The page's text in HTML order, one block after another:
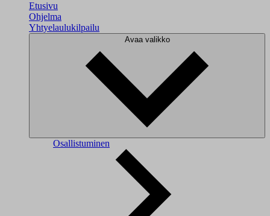
Etusivu
Ohjelma
Yhtyelaulukilpailu
Avaa valikko
Osallistuminen